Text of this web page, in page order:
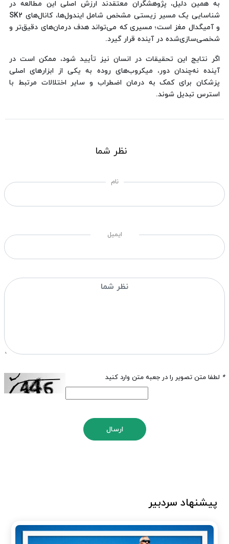
به همین دلیل، پژوهشگران معتقدند ارزش اصلی این مطالعه در
شناسایی یک مسیر زیستی مشخص شامل ایندول‌ها، کانال‌های SK2
و آمیگدال مغز است؛ مسیری که می‌تواند هدف درمان‌های دقیق‌تر و
شخصی‌سازی‌شده در آینده قرار گیرد.
اگر نتایج این تحقیقات در انسان نیز تأیید شود، ممکن است در
آینده نه‌چندان دور، میکروب‌های روده به یکی از ابزارهای اصلی
پزشکان برای کمک به درمان اضطراب و سایر اختلالات مرتبط با
استرس تبدیل شوند.
نظر شما
نام
ایمیل
* لطفا متن تصویر را در جعبه متن وارد کنید
ارسال
پیشنهاد سردبیر